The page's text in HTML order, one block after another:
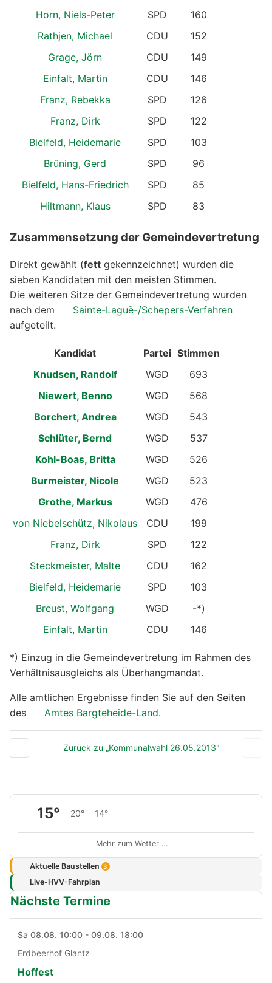
Horn, Niels-Peter
SPD
160
Rathjen, Michael
CDU
152
Grage, Jörn
CDU
149
Einfalt, Martin
CDU
146
Franz, Rebekka
SPD
126
Franz, Dirk
SPD
122
Bielfeld, Heidemarie
SPD
103
Brüning, Gerd
SPD
96
Bielfeld, Hans-Friedrich
SPD
85
Hiltmann, Klaus
SPD 83
Zusammensetzung der Gemeindevertretung
Direkt gewählt (fett gekennzeichnet) wurden die
sieben Kandidaten mit den meisten Stimmen.
Die weiteren Sitze der Gemeindevertretung wurden
nach dem
Sainte-Laguë-/Schepers-Verfahren
aufgeteilt.
Kandidat Partei Stimmen
Knudsen, Randolf
WGD
693
Niewert, Benno
WGD
568
Borchert, Andrea
WGD
543
Schlüter, Bernd
WGD
537
Kohl-Boas, Britta
WGD
526
Burmeister, Nicole
WGD
523
Grothe, Markus
WGD
476
von Niebelschütz, Nikolaus
CDU
199
Franz, Dirk
SPD
122
Steckmeister, Malte
CDU
162
Bielfeld, Heidemarie
SPD
103
Breust, Wolfgang
WGD
-*)
Einfalt, Martin
CDU 146
*) Einzug in die Gemeindevertretung im Rahmen des
Verhältnisausgleichs als Überhangmandat.
Alle amtlichen Ergebnisse finden Sie auf den Seiten
des
Amtes Bargteheide-Land.
Zurück zu „Kommunalwahl 26.05.2013"
15° 20° 14°
Mehr zum Wetter …
Aktuelle Baustellen 3
Live-HVV-Fahrplan
Nächste Termine
Sa 08.08. 10:00 - 09.08. 18:00
Erdbeerhof Glantz
Hoffest